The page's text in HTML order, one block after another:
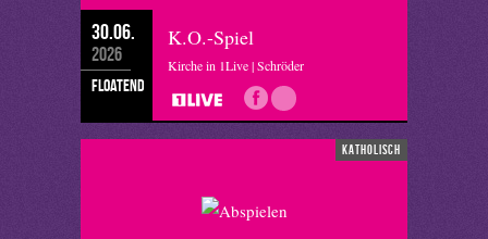
30.06.
2026
floatend
K.O.-Spiel
Kirche in 1Live | Schröder
katholisch